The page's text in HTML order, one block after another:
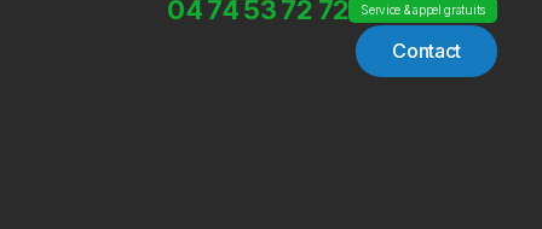
04 74 53 72 72 Service & appel gratuits
Contact